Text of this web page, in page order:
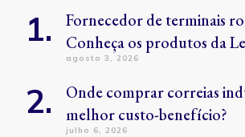
Fornecedor de terminais
Conheça os produtos da
agosto 3, 2026
Onde comprar correias
melhor custo-benefício?
julho 6, 2026